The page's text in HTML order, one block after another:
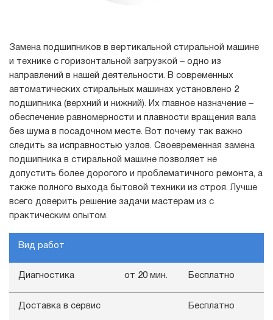
Замена подшипников в вертикальной стиральной машине
и технике с горизонтальной загрузкой – одно из
направлений в нашей деятельности. В современных
автоматических стиральных машинах установлено 2
подшипника (верхний и нижний). Их главное назначение –
обеспечение равномерности и плавности вращения вала
без шума в посадочном месте. Вот почему так важно
следить за исправностью узлов. Своевременная замена
подшипника в стиральной машине позволяет не
допустить более дорогого и проблематичного ремонта, а
также полного выхода бытовой техники из строя. Лучше
всего доверить решение задачи мастерам из с
практическим опытом.
Вид работ
Диагностика от 20 мин. Бесплатно
Доставка в сервис Бесплатно